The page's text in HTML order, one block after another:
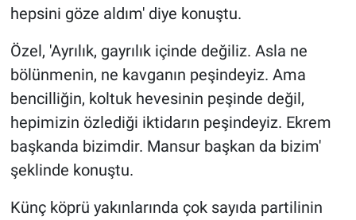
hepsini göze aldım' diye konuştu.
Özel, 'Ayrılık, gayrılık içinde değiliz. Asla ne
bölünmenin, ne kavganın peşindeyiz. Ama
bencilliğin, koltuk hevesinin peşinde değil,
hepimizin özlediği iktidarın peşindeyiz. Ekrem
başkanda bizimdir. Mansur başkan da bizim'
şeklinde konuştu.
Künç köprü yakınlarında çok sayıda partilinin